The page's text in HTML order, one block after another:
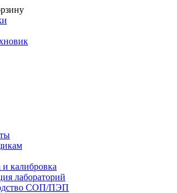
калибровка
лабораторий
СОП/ПЭП